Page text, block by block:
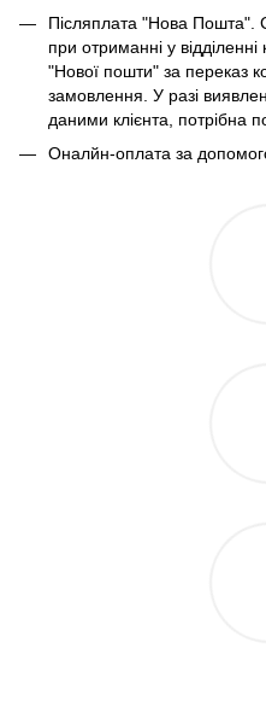
Післяплата "Нова Пошта".
при отриманні у
"Нової пошти" за переказ
замовлення. У разі
даними клієнта, потрібна
Оналйн-оплата за